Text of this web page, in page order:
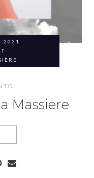
2021
Massiere